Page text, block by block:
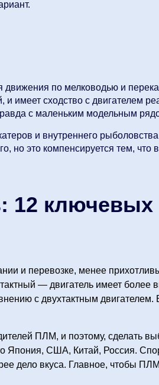
движения по мелководью и
и имеет сходство с двигателем
с маленьким модельным
и внутреннего
но это компенсируется тем, что
12 ключевых
и перевозке, менее
— двигатель имеет более
с двухтактным двигателем.
ПЛМ, и поэтому, сделать
Япония, США, Китай, Россия.
дело вкуса. Главное, чтобы